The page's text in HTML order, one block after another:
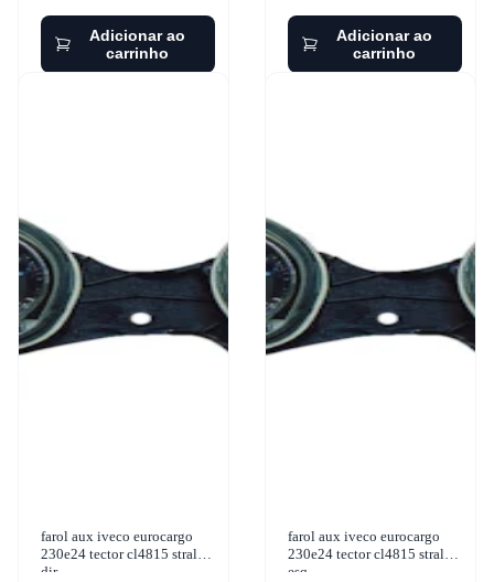
Adicionar ao
carrinho
Adicionar ao
carrinho
farol aux iveco eurocargo
230e24 tector cl4815 stralis
dir
farol aux iveco eurocargo
230e24 tector cl4815 stralis
esq